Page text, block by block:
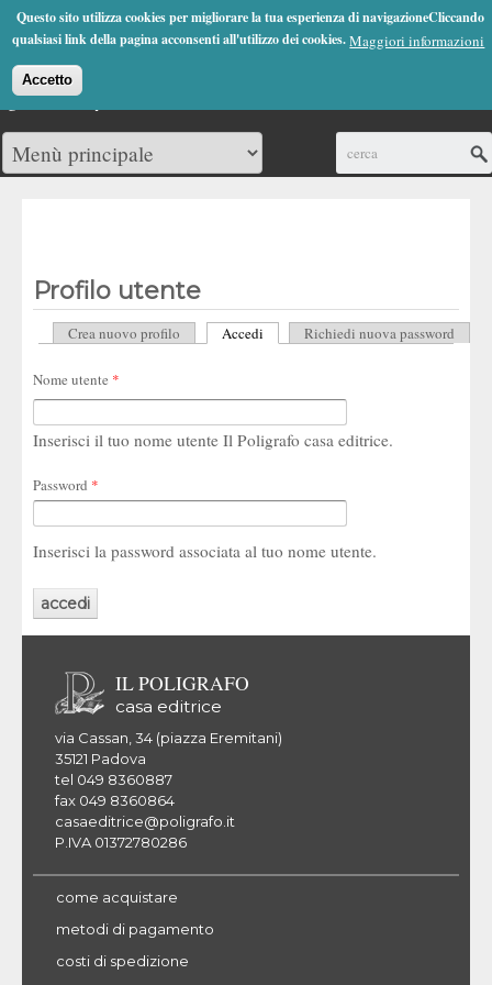
Questo sito utilizza cookies per migliorare la tua esperienza di navigazioneCliccando
qualsiasi link della pagina acconsenti all'utilizzo dei cookies.Maggiori informazioni
Accetto
Jump to Navigation
(0)
Profilo utente
Schede primarie
Crea nuovo profilo Accedi (scheda attiva)
Richiedi nuova password
Nome utente *
Inserisci il tuo nome utente Il Poligrafo casa editrice.
Password *
Inserisci la password associata al tuo nome utente.
IL POLIGRAFO
casa editrice
via Cassan, 34 (piazza Eremitani)
35121 Padova
tel 049 8360887
fax 049 8360864
casaeditrice@poligrafo.it
P.IVA 01372780286
come acquistare
metodi di pagamento
costi di spedizione